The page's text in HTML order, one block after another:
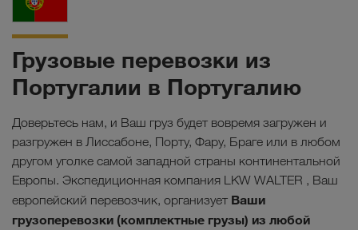
Грузовые перевозки из
Португалии в Португалию
Доверьтесь нам, и Ваш груз будет вовремя загружен и
разгружен в Лиссабоне, Порту, Фару, Браге или в любом
другом уголке самой западной страны континентальной
Европы. Экспедиционная компания LKW WALTER , Ваш
европейский перевозчик, организует Ваши
грузоперевозки (комплектные грузы) из любой